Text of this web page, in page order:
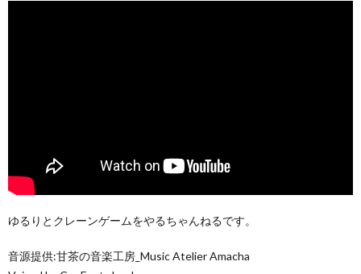
ゆるりとクレーンゲームをやるちゃんねるです。
音源提供:甘茶の音楽工房_Music Atelier Amacha